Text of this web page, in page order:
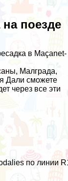
поезде
в Maçanet-
Малграда,
Дали сможете
через все эти
по линии